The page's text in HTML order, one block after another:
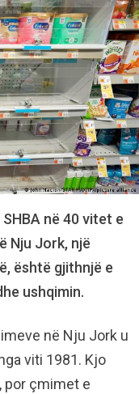
në 40 vitet e
Nju Jork, një
është gjithnjë e
ushqimin.
në Nju Jork u
viti 1981. Kjo
por çmimet e